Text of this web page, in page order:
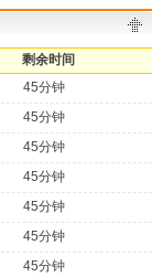
剩余时间
45分钟
45分钟
45分钟
45分钟
45分钟
45分钟
45分钟